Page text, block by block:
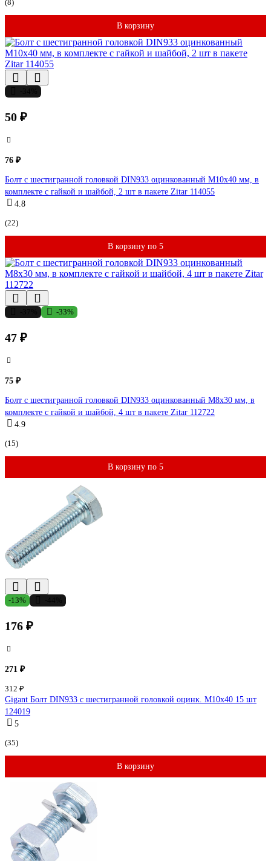
(8)
В корзину
50 ₽
76 ₽
Болт с шестигранной головкой DIN933 оцинкованный М10x40 мм, в
комплекте с гайкой и шайбой, 2 шт в пакете Zitar 114055
4.8
(22)
В корзину по 5
-33%
47 ₽
75 ₽
Болт с шестигранной головкой DIN933 оцинкованный М8x30 мм, в
комплекте с гайкой и шайбой, 4 шт в пакете Zitar 112722
4.9
(15)
В корзину по 5
-13%
176 ₽
271 ₽
312 ₽
Gigant Болт DIN933 с шестигранной головкой оцинк. М10x40 15 шт
124019
5
(35)
В корзину